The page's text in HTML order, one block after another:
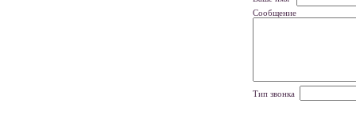
Сообщение
Тип звонка